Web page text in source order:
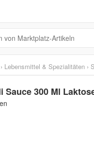
› Lebensmittel & Spezialitäten ›
300 Ml